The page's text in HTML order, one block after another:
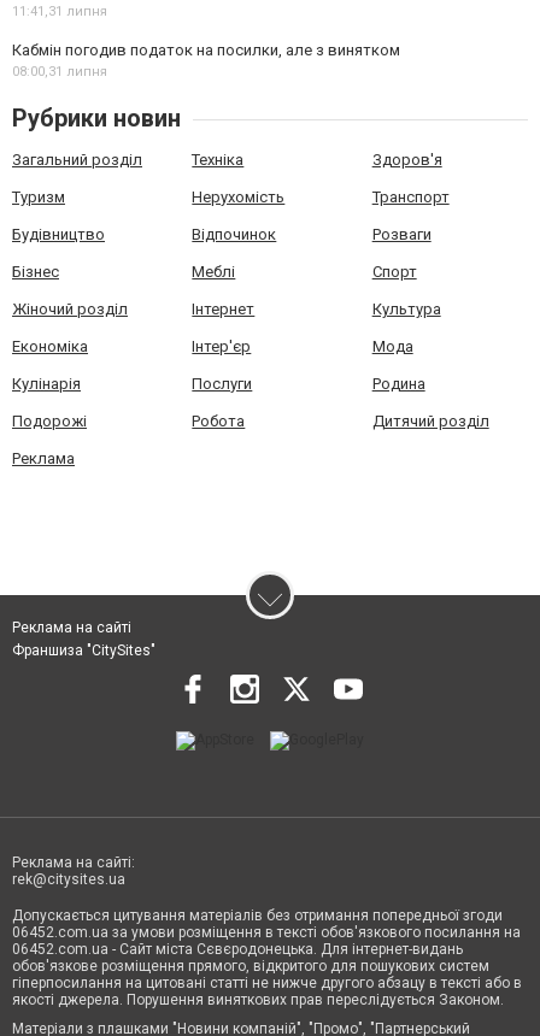
11:41,31 липня
Кабмін погодив податок на посилки, але з винятком
08:00,31 липня
Рубрики новин
Загальний розділ Техніка Здоров'я
Туризм Нерухомість Транспорт
Будівництво Відпочинок Розваги
Бізнес Меблі Спорт
Жіночий розділ Інтернет Культура
Економіка Інтер'єр Мода
Кулінарія Послуги Родина
Подорожі Робота Дитячий розділ
Реклама
Реклама на сайті
Франшиза "CitySites"
Реклама на сайті:
rek@citysites.ua
Допускається цитування матеріалів без отримання попередньої згоди
06452.com.ua за умови розміщення в тексті обов'язкового посилання на
06452.com.ua - Сайт міста Сєвєродонецька. Для інтернет-видань
обов'язкове розміщення прямого, відкритого для пошукових систем
гіперпосилання на цитовані статті не нижче другого абзацу в тексті або в
якості джерела. Порушення виняткових прав переслідується Законом.
Матеріали з плашками "Новини компаній", "Промо", "Партнерський